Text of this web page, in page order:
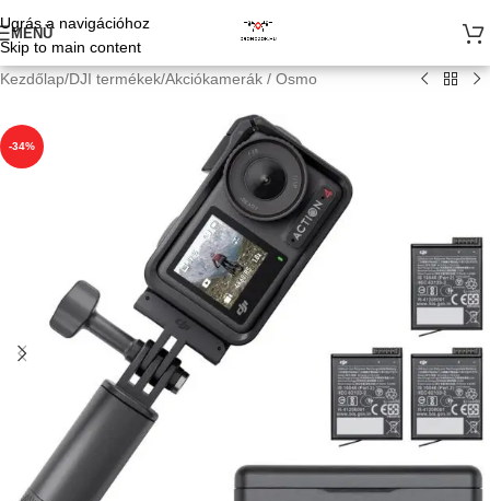
Ugrás a navigációhoz
Skip to main content
MENÜ
Kezdőlap/DJI termékek/Akciókamerák / Osmo
-34%